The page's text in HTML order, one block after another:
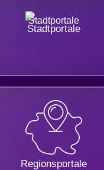
Stadtportale
Regionsportale